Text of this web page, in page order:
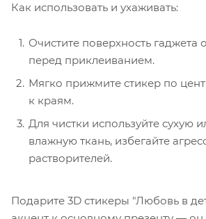
Как использовать и ухаживать:
Очистите поверхность гаджета
перед приклеиванием.
Мягко прижмите стикер по
к краям.
Для чистки используйте сухую
влажную ткань, избегайте
растворителей.
Подарите 3D стикеры "Любовь в